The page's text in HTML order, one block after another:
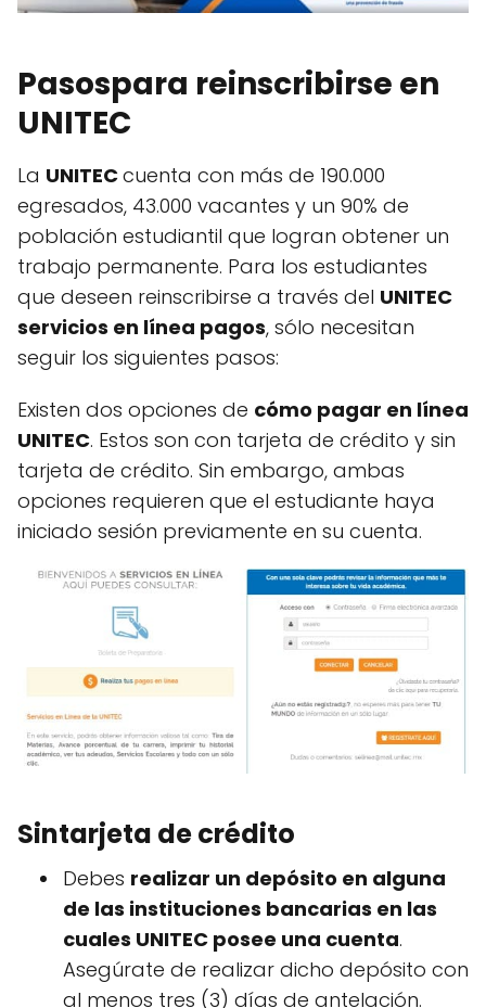
Pasospara reinscribirse en
UNITEC
La UNITECcuenta con más de 190.000
egresados, 43.000 vacantes y un 90% de
población estudiantil que logran obtener un
trabajo permanente. Para los estudiantes
que deseen reinscribirse a través del UNITEC
servicios en línea pagos, sólo necesitan
seguir los siguientes pasos:
Existen dos opciones de cómo pagar en línea
UNITEC. Estos son con tarjeta de crédito y sin
tarjeta de crédito. Sin embargo, ambas
opciones requieren que el estudiante haya
iniciado sesión previamente en su cuenta.
Sintarjeta de crédito
Debes realizar un depósito en alguna
de las instituciones bancarias en las
cuales UNITEC posee una cuenta.
Asegúrate de realizar dicho depósito con
al menos tres (3) días de antelación.